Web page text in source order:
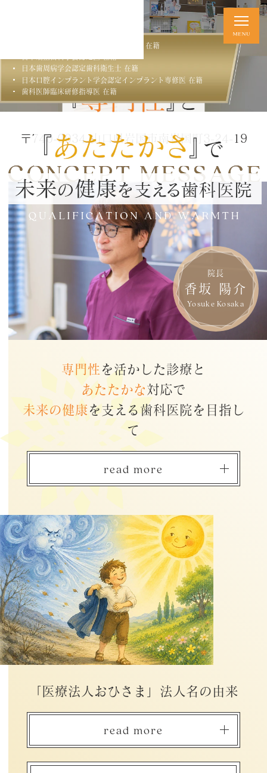
日本歯科専門医機構認定歯周病専門医 在籍
日本歯周病学会認定歯科衛生士 在籍
日本口腔インプラント学会認定インプラント専修医 在籍
歯科医師臨床研修指導医 在籍
〒740-0034 山口県岩国市南岩国町3-24-19
CONCEPT MESSAGE
院長
香坂 陽介
Yosuke Kosaka
専門性 を活かした診療と
あたたかな対応で
未来の健康 を支える歯科医院を目指し
て
read more
「医療法人おひさま」法人名の由来
read more